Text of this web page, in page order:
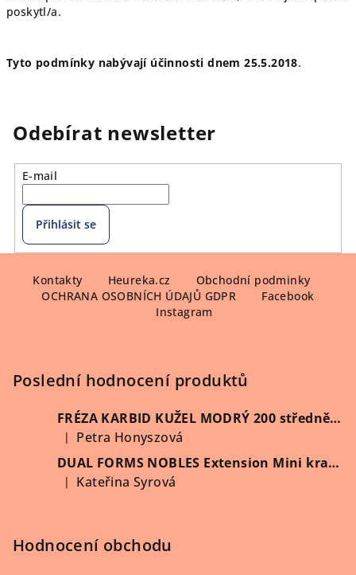
poskytl/a.
Tyto podmínky nabývají účinnosti dnem 25.5.2018.
Odebírat newsletter
E-mail
Přihlásit se
Kontakty Heureka.cz
Obchodní podminky
OCHRANA OSOBNÍCH ÚDAJŮ GDPR
Facebook
Instagram
Poslední hodnocení produktů
FRÉZA KARBID KUŽEL MODRÝ 200 středně hrubý (Vybrat průměr)
Hodnocení produktu je 5 z 5 hvězdiček.
|
Petra Honyszová
DUAL FORMS NOBLES Extension Mini kratší 60 ks/krabička
Hodnocení produktu je 5 z 5 hvězdiček.
| Kateřina Syrová
Hodnocení obchodu